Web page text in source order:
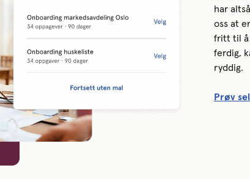
har
oss at
fritt til å
ferdig,
ryddig.
Prøv